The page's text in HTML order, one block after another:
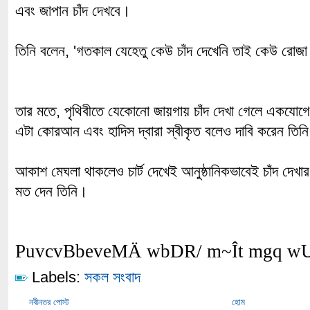
এবং জাপান চাঁদ দেখবে।
তিনি বলেন, 'গতকাল যেহেতু কেউ চাঁদ দেখেনি তাই কেউ রোজা
তার মতে, পৃথিবীতে যেকোনো জায়গায় চাঁদ দেখা গেলে
এটা কোরআন এবং হাদিস দ্বারা স্বীকৃত বলেও দাবি করেন
আকাশ মেঘলা থাকলেও চার্ট দেখেই আনুষ্ঠানিকভাবেই চাঁদ
মত দেন তিনি।
PuvcvBbeveMÄ wbDR/ m~Ît mgq
Labels: সকল সংবাদ
নবীনতর পোস্ট হোম